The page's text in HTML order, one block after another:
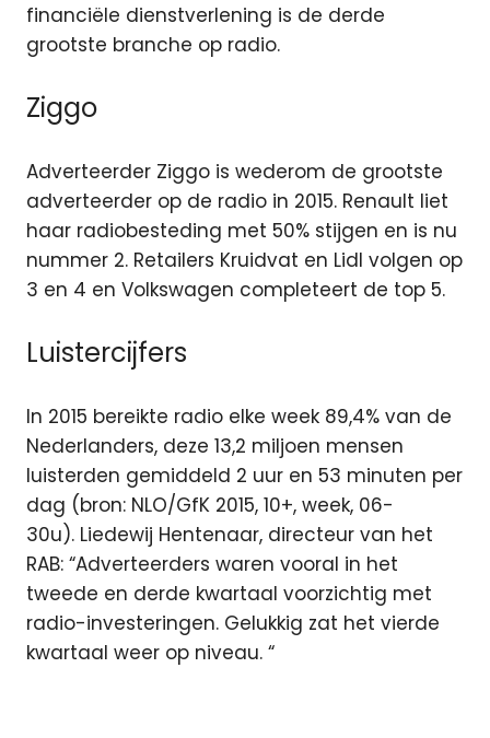
financiële dienstverlening is de derde
grootste branche op radio.
Ziggo
Adverteerder Ziggo is wederom de grootste
adverteerder op de radio in 2015. Renault liet
haar radiobesteding met 50% stijgen en is nu
nummer 2. Retailers Kruidvat en Lidl volgen op
3 en 4 en Volkswagen completeert de top 5.
Luistercijfers
In 2015 bereikte radio elke week 89,4% van de
Nederlanders, deze 13,2 miljoen mensen
luisterden gemiddeld 2 uur en 53 minuten per
dag (bron: NLO/GfK 2015, 10+, week, 06-
30u). Liedewij Hentenaar, directeur van het
RAB: “Adverteerders waren vooral in het
tweede en derde kwartaal voorzichtig met
radio-investeringen. Gelukkig zat het vierde
kwartaal weer op niveau. “